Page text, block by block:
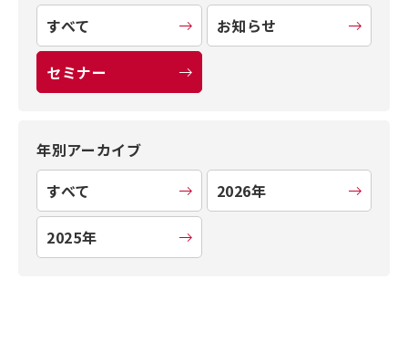
すべて お知らせ
セミナー
年別アーカイブ
すべて
2026年
2025年